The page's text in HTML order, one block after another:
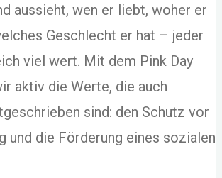
aussieht, wen er liebt, woher er
Geschlecht er hat – jeder
viel wert. Mit dem Pink Day
aktiv die Werte, die auch
sind: den Schutz vor
und die Förderung eines sozialen